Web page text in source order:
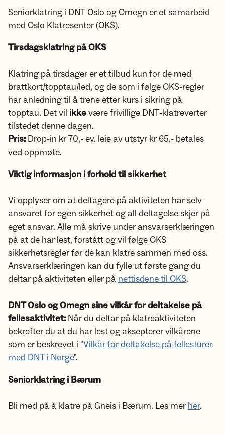
Seniorklatring i DNT Oslo og Omegn er et samarbeid
med Oslo Klatresenter (OKS).
Tirsdagsklatring på OKS
Klatring på tirsdager er et tilbud kun for de med
brattkort/topptau/led, og de som i følge OKS-regler
har anledning til å trene etter kurs i sikring på
topptau. Det vil ikkevære frivillige DNT-klatreverter
tilstedet denne dagen.
Pris: Drop-in kr 70,- ev. leie av utstyr kr 65,- betales
ved oppmøte.
Viktig informasjon i forhold til sikkerhet
Vi opplyser om at deltagere på aktiviteten har selv
ansvaret for egen sikkerhet og all deltagelse skjer på
eget ansvar. Alle må skrive under ansvarserklæringen
på at de har lest, forstått og vil følge OKS
sikkerhetsregler før de kan klatre sammen med oss.
Ansvarserklæringen kan du fylle ut første gang du
deltar på aktiviteten eller på nettisdene til OKS.
DNT Oslo og Omegn sine vilkår for deltakelse på
fellesaktivitet: Når du deltar på klatreaktiviteten
bekrefter du at du har lest og aksepterer vilkårene
som er beskrevet i "Vilkår for deltakelse på fellesturer
med DNT i Norge".
Seniorklatring i Bærum
Bli med på å klatre på Gneis i Bærum. Les mer her.